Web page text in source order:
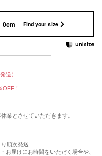
0cm Find your size
送）
！
業とさせていただきます。
順次発送
お届けにお時間をいただく場合や、